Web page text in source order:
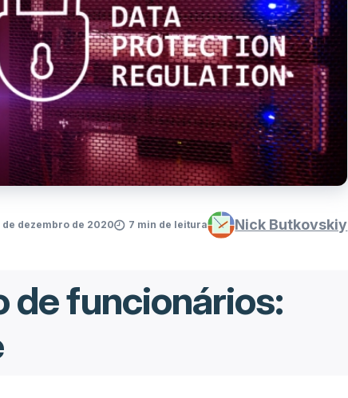
de dezembro de 2020 7 min de leitura Nick Butkovskiy
de funcionários: